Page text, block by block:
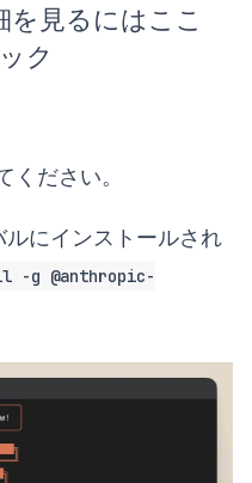
見るにはここ
ク
ください。
にインストールされ
-g @anthropic-